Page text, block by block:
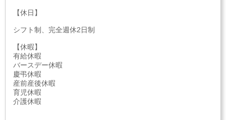
【休日】
シフト制、完全週休2日制
【休暇】
有給休暇
バースデー休暇
慶弔休暇
産前産後休暇
育児休暇
介護休暇